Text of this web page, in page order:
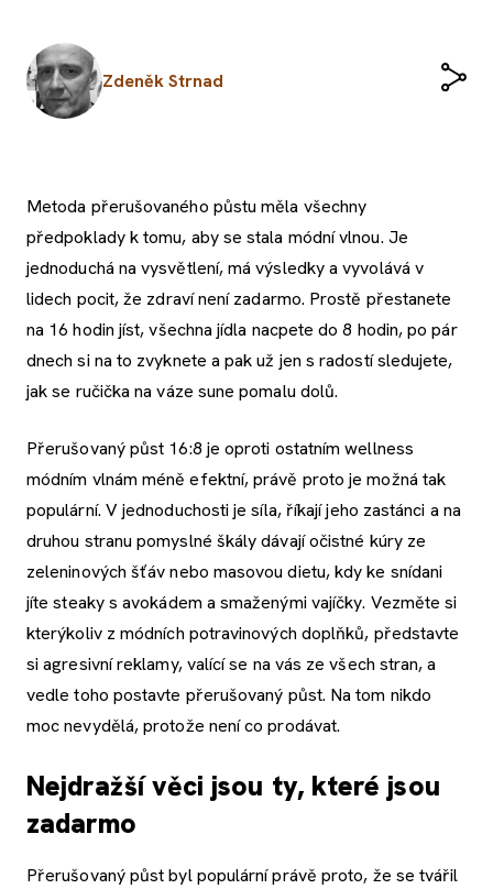
Zdeněk Strnad
Metoda přerušovaného půstu měla všechny
předpoklady k tomu, aby se stala módní vlnou. Je
jednoduchá na vysvětlení, má výsledky a vyvolává v
lidech pocit, že zdraví není zadarmo. Prostě přestanete
na 16 hodin jíst, všechna jídla nacpete do 8 hodin, po pár
dnech si na to zvyknete a pak už jen s radostí sledujete,
jak se ručička na váze sune pomalu dolů.
Přerušovaný půst 16:8 je oproti ostatním wellness
módním vlnám méně efektní, právě proto je možná tak
populární. V jednoduchosti je síla, říkají jeho zastánci a na
druhou stranu pomyslné škály dávají očistné kúry ze
zeleninových šťáv nebo masovou dietu, kdy ke snídani
jíte steaky s avokádem a smaženými vajíčky. Vezměte si
kterýkoliv z módních potravinových doplňků, představte
si agresivní reklamy, valící se na vás ze všech stran, a
vedle toho postavte přerušovaný půst. Na tom nikdo
moc nevydělá, protože není co prodávat.
Nejdražší věci jsou ty, které jsou
zadarmo
Přerušovaný půst byl populární právě proto, že se tvářil